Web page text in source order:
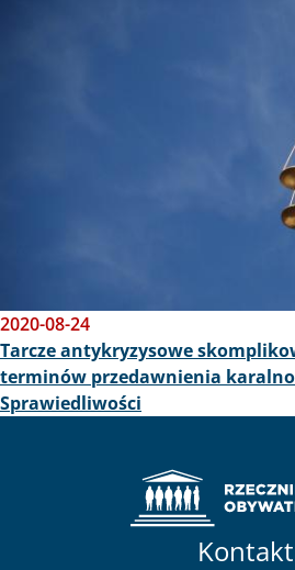
2020-08-24
Tarcze antykryzysowe
terminów przedawnienia
Sprawiedliwości
Kontakt